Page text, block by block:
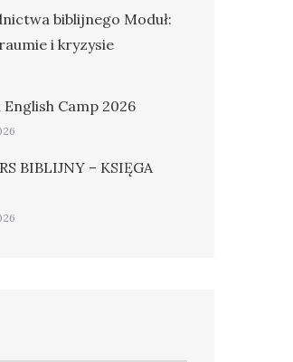
biblijnego Moduł:
i kryzysie
Camp 2026
BIBLIJNY – KSIĘGA